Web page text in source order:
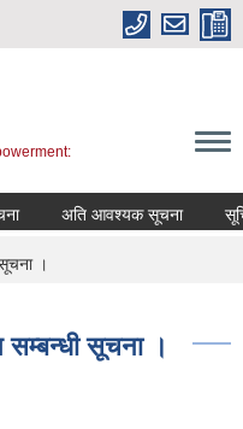
अति आवश्यक सूचना
।
सम्बन्धी सूचना ।